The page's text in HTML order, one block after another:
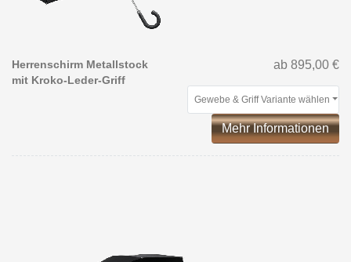
Herrenschirm Metallstock
mit Kroko-Leder-Griff
ab 895,00 €
Gewebe & Griff Variante wählen
Mehr Informationen